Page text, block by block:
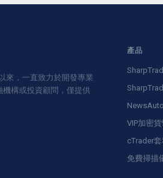
來，一直致力於開發專業
構或投資顧問，僅提供
產品
VIP加密
cTrader套
免費掃描